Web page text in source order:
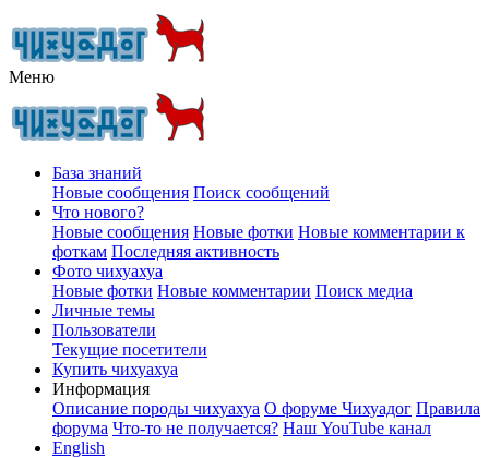
Меню
База знаний
Новые сообщения Поиск сообщений
Что нового?
Новые сообщения Новые фотки Новые комментарии к
фоткам Последняя активность
Фото чихуахуа
Новые фотки Новые комментарии Поиск медиа
Личные темы
Пользователи
Текущие посетители
Купить чихуахуа
Информация
Описание породы чихуахуа О форуме Чихуадог Правила
форума Что-то не получается? Наш YouTube канал
English